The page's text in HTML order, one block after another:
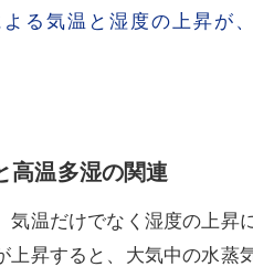
る気温と湿度の上昇が
高温多湿の関連
気温だけでなく湿度の上昇
上昇すると、大気中の水蒸